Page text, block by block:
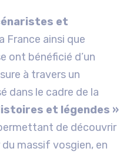
et
France ainsi que
ont bénéficié d’un
à travers un
dans le cadre de la
et légendes »
de découvrir
massif vosgien, en